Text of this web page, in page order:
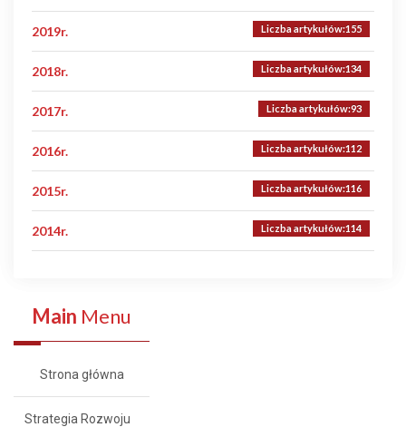
2019r. Liczba artykułów:155
2018r. Liczba artykułów:134
2017r. Liczba artykułów:93
2016r. Liczba artykułów:112
2015r. Liczba artykułów:116
2014r. Liczba artykułów:114
Main Menu
Strona główna
Strategia Rozwoju